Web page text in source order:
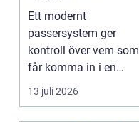
smidigare tillträde
Ett modernt
passersystem ger
kontroll över vem som
får komma in i en
byggnad, när de får
komma in oc...
13 juli 2026